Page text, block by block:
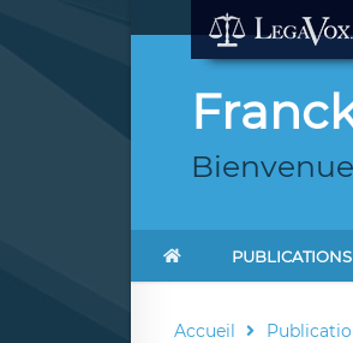
PUBLICATIONS
Accueil